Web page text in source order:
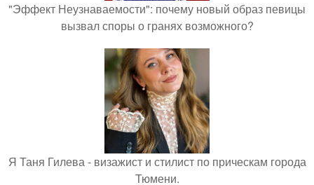
"Эффект Неузнаваемости": почему новый образ певицы
вызвал споры о гранях возможного?
Я Таня Гилева - визажист и стилист по прическам города
Тюмени.